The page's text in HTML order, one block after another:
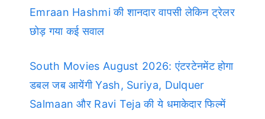
Emraan Hashmi की शानदार वापसी लेकिन ट्रेलर
छोड़ गया कई सवाल
South Movies August 2026: एंटरटेनमेंट होगा
डबल जब आयेंगी Yash, Suriya, Dulquer
Salmaan और Ravi Teja की ये धमाकेदार फिल्में